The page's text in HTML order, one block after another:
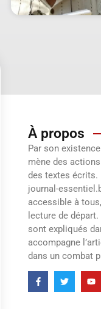
À propos
Par son
mène des
des textes écrits.
journal-
accessible à
lecture de
sont expliqués
accompagne
dans un combat